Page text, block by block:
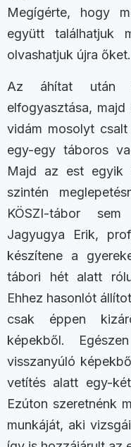
Megígérte, hogy
együtt találhatjuk
olvashatjuk újra őket.
Az áhítat után
elfogyasztása,
vidám mosolyt
egy-egy táboros
Majd az est egyik
szintén
KÖSZI-tábor
Jagyugya Erik,
készítene a
tábori hét alatt
Ehhez hasonlót
csak éppen
képekből.
visszanyúló
vetítés alatt egy-
Ezúton szeretnénk
munkáját, aki